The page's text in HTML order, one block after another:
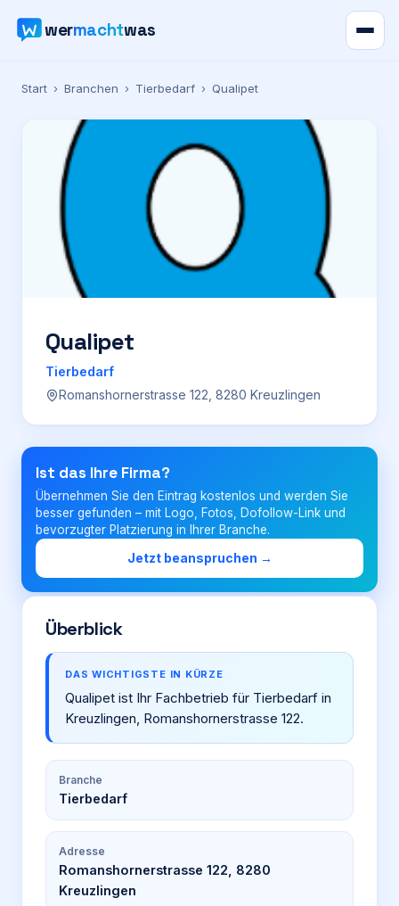
wermachtwas
Verzeichnis
Ratgeber
Werbung
Preise
Für Firmen
Login
Firma eintragen
Start › Branchen › Tierbedarf › Qualipet
Qualipet
Tierbedarf
Romanshornerstrasse 122, 8280 Kreuzlingen
Ist das Ihre Firma?
Übernehmen Sie den Eintrag kostenlos und werden Sie
besser gefunden – mit Logo, Fotos, Dofollow-Link und
bevorzugter Platzierung in Ihrer Branche.
Jetzt beanspruchen →
Überblick
DAS WICHTIGSTE IN KÜRZE
Qualipet ist Ihr Fachbetrieb für Tierbedarf in
Kreuzlingen, Romanshornerstrasse 122.
Branche
Tierbedarf
Adresse
Romanshornerstrasse 122, 8280
Kreuzlingen